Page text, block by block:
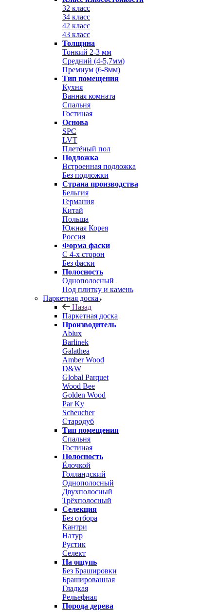
32 класс
34 класс
42 класс
43 класс
Толщина
Тонкий 2-3 мм
Средний (4-5,7мм)
Премиум (6-8мм)
Тип помещения
Кухня
Ванная комната
Спальня
Гостиная
Основа
SPC
LVT
Плетёный пол
Подложка
Встроенная подложка
Без подложки
Страна производства
Бельгия
Германия
Китай
Польша
Южная Корея
Россия
Форма фаски
С 4-х сторон
Без фаски
Полосность
Однополосный
Под плитку и камень
Паркетная доска
Назад
Паркетная доска
Производитель
Ablux
Barlinek
Galathea
Amber Wood
D&W
Global Parquet
Wood Bee
Golden Wood
Par Ky
Scheucher
Стародуб
Тип помещения
Спальня
Гостиная
Полосность
Ёлочкой
Голландский
Однополосный
Двухполосный
Трёхполосный
Селекция
Без отбора
Кантри
Натур
Рустик
Селект
На ощупь
Без Брашировки
Брашированная
Гладкая
Рельефная
Порода дерева